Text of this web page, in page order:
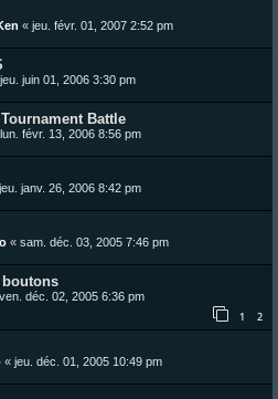
« jeu. févr. 01, 2007 2:52 pm
jeu. juin 01, 2006 3:30 pm
Battle
lun. févr. 13, 2006 8:56 pm
jeu. janv. 26, 2006 8:42 pm
« sam. déc. 03, 2005 7:46 pm
boutons
ven. déc. 02, 2005 6:36 pm
1 2
« jeu. déc. 01, 2005 10:49 pm